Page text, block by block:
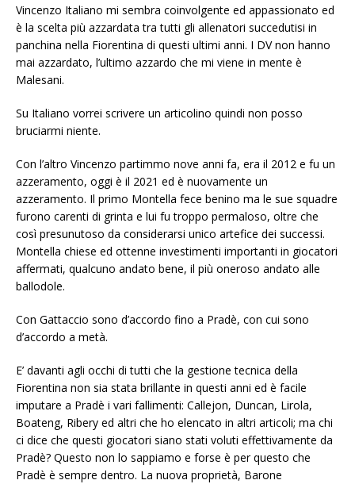
Vincenzo Italiano mi sembra coinvolgente ed appassionato ed
è la scelta più azzardata tra tutti gli allenatori succedutisi in
panchina nella Fiorentina di questi ultimi anni. I DV non hanno
mai azzardato, l’ultimo azzardo che mi viene in mente è
Malesani.
Su Italiano vorrei scrivere un articolino quindi non posso
bruciarmi niente.
Con l’altro Vincenzo partimmo nove anni fa, era il 2012 e fu un
azzeramento, oggi è il 2021 ed è nuovamente un
azzeramento. Il primo Montella fece benino ma le sue squadre
furono carenti di grinta e lui fu troppo permaloso, oltre che
così presunutoso da considerarsi unico artefice dei successi.
Montella chiese ed ottenne investimenti importanti in giocatori
affermati, qualcuno andato bene, il più oneroso andato alle
ballodole.
Con Gattaccio sono d’accordo fino a Pradè, con cui sono
d’accordo a metà.
E’ davanti agli occhi di tutti che la gestione tecnica della
Fiorentina non sia stata brillante in questi anni ed è facile
imputare a Pradè i vari fallimenti: Callejon, Duncan, Lirola,
Boateng, Ribery ed altri che ho elencato in altri articoli; ma chi
ci dice che questi giocatori siano stati voluti effettivamente da
Pradè? Questo non lo sappiamo e forse è per questo che
Pradè è sempre dentro. La nuova proprietà, Barone